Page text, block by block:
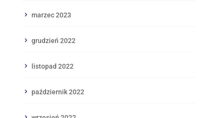
marzec 2023
grudzień 2022
listopad 2022
październik 2022